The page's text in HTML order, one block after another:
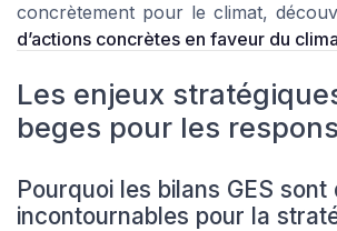
concrètement pour le climat,
d’actions concrètes en faveur du
Les enjeux
beges pour les
Pourquoi les bilans GES sont
incontournables pour la